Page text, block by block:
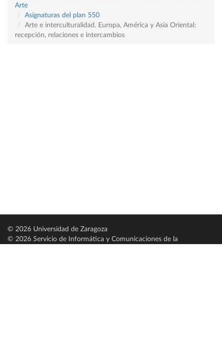
Arte
Asignaturas del plan 550
Arte e interculturalidad. Europa, América y Asia Oriental:
recepción, relaciones e intercambios
© 2026 Universidad de Zaragoza
© 2026 Servicio de Informática y Comunicaciones de la